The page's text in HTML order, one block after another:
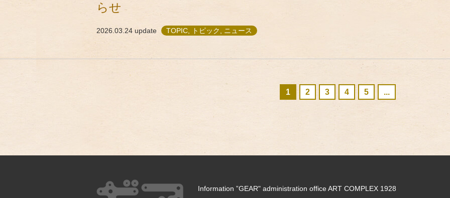
らせ
2026.03.24 update TOPIC, トピック, ニュース
1 2 3 4 5 ...
Information ”GEAR" administration office ART COMPLEX 1928